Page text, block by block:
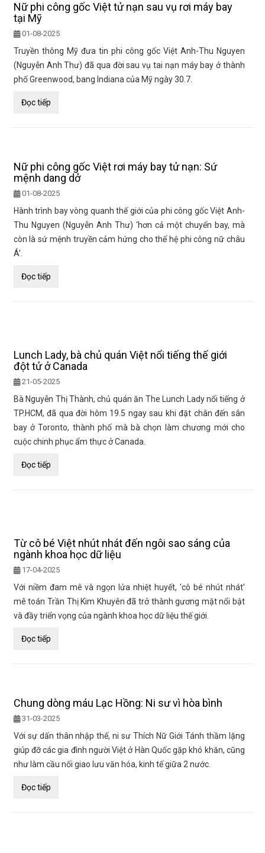
Nữ phi công gốc Việt tử nạn sau vụ rơi máy bay
tại Mỹ
01-08-2025
Truyền thông Mỹ đưa tin phi công gốc Việt Anh-Thu Nguyen
(Nguyễn Anh Thư) đã qua đời sau vụ tai nạn máy bay ở thành
phố Greenwood, bang Indiana của Mỹ ngày 30.7.
Đọc tiếp
Nữ phi công gốc Việt rơi máy bay tử nạn: Sứ
mệnh dang dở
01-08-2025
Hành trình bay vòng quanh thế giới của phi công gốc Việt Anh-
Thu Nguyen (Nguyễn Anh Thư) ‘hơn cả một chuyến bay, mà
còn là sứ mệnh truyền cảm hứng cho thế hệ phi công nữ châu
Á’.
Đọc tiếp
Lunch Lady, bà chủ quán Việt nổi tiếng thế giới
đột tử ở Canada
21-05-2025
Bà Nguyễn Thị Thành, chủ quán ăn The Lunch Lady nổi tiếng ở
TP.HCM, đã qua đời hôm 19.5 ngay sau khi đặt chân đến sân
bay ở Toronto, thành phố mà bà chọn làm chương mới cho
cuộc chinh phục ẩm thực ở Canada.
Đọc tiếp
Từ cô bé Việt nhút nhát đến ngôi sao sáng của
ngành khoa học dữ liệu
17-04-2025
Với niềm đam mê và ngọn lửa nhiệt huyết, 'cô bé nhút nhát'
mê toán Trần Thị Kim Khuyên đã trở thành gương mặt nổi bật
và đầy triển vọng của ngành khoa học dữ liệu thế giới.
Đọc tiếp
Chung dòng máu Lạc Hồng: Ni sư vì hòa bình
31-03-2025
Với sự dấn thân nhập thế, ni sư Thích Nữ Giới Tánh thầm lặng
giúp đỡ các gia đình người Việt ở Hàn Quốc gặp khó khăn, cũng
như làm cầu nối giao lưu văn hóa, kinh tế giữa 2 nước.
Đọc tiếp